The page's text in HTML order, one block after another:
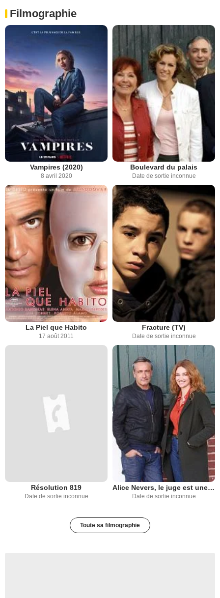
Filmographie
Vampires (2020)
8 avril 2020
Boulevard du palais
Date de sortie inconnue
La Piel que Habito
17 août 2011
Fracture (TV)
Date de sortie inconnue
Résolution 819
Date de sortie inconnue
Alice Nevers, le juge est une femme
Date de sortie inconnue
Toute sa filmographie